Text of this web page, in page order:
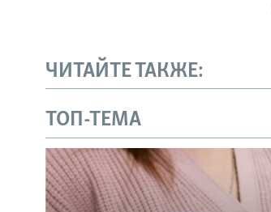
ЧИТАЙТЕ ТАКЖЕ:
ТОП-ТЕМА